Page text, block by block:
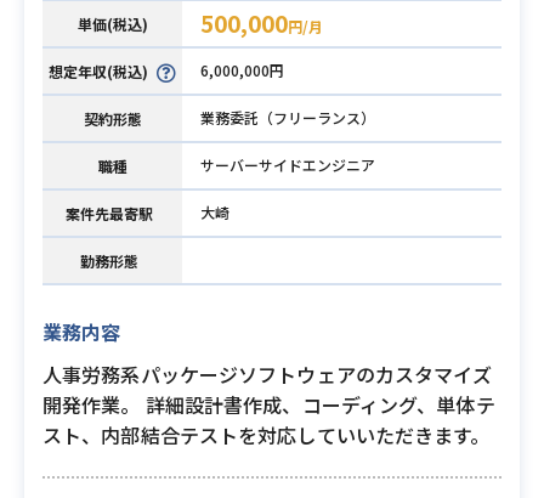
単価(税込) 500,000円/月
想定年収(税込) 6,000,000円
契約形態 業務委託（フリーランス）
職種 サーバーサイドエンジニア
案件先最寄駅 大崎
勤務形態
業務内容
人事労務系パッケージソフトウェアのカスタマイズ
開発作業。 詳細設計書作成、コーディング、単体テ
スト、内部結合テストを対応していいただきます。